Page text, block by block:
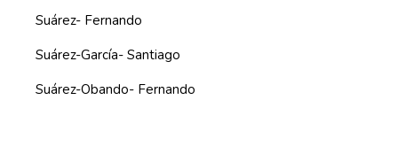
Suárez- Fernando
Suárez-García- Santiago
Suárez-Obando- Fernando